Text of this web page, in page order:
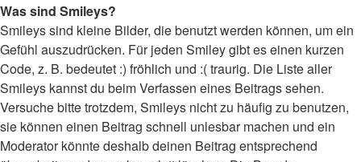
Was sind Smileys?
Smileys sind kleine Bilder, die benutzt werden können, um ein
Gefühl auszudrücken. Für jeden Smiley gibt es einen kurzen
Code, z. B. bedeutet :) fröhlich und :( traurig. Die Liste aller
Smileys kannst du beim Verfassen eines Beitrags sehen.
Versuche bitte trotzdem, Smileys nicht zu häufig zu benutzen,
sie können einen Beitrag schnell unlesbar machen und ein
Moderator könnte deshalb deinen Beitrag entsprechend